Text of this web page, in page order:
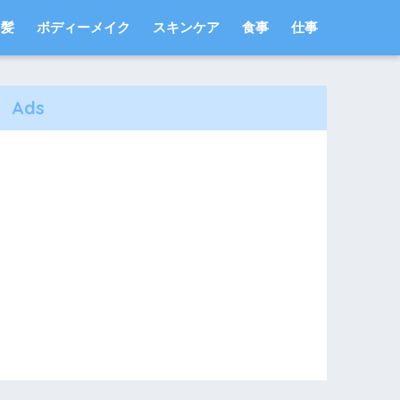
髪 ボディーメイク スキンケア 食事 仕事
Ads